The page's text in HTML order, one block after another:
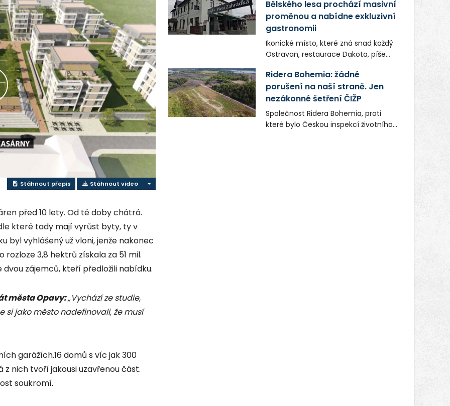
Stáhnout přepis Stáhnout video
před 10 lety. Od té doby chátrá.
které tady mají vyrůst byty, ty v
byl vyhlášený už vloni, jenže nakonec
rozloze 3,8 hektrů získala za 51 mil.
zájemců, kteří předložili nabídku.
města Opavy:„Vychází ze studie,
jako město nadefinovali, že musí
garážích.16 domů s víc jak 300
nich tvoří jakousi uzavřenou část.
soukromí.
Bělského lesa prochází masivní
proměnou a nabídne exkluzivní
gastronomii
Ikonické místo, které zná snad každý
Ostravan, restaurace Dakota, píše
společnost Dang Investment Group
s.r.o. investuje do projektu přes 50
milionů korun. Cílem je přinést
Ostravě dva špičkové gastronomické
koncepty, které v regionu dosud
chyběly, luxusní středomořskou
Ridera Bohemia: žádné
porušení na naší straně. Jen
nezákonné šetření ČIŽP
Společnost Ridera Bohemia, proti
které bylo Českou inspekcí životního